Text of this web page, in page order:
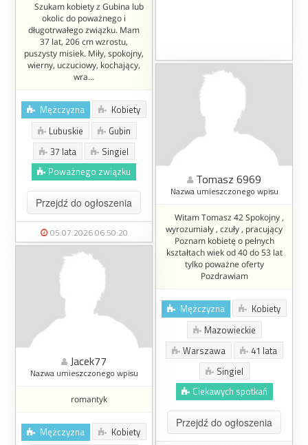
Szukam kobiety z Gubina lub
okolic do poważnego i
długotrwałego związku. Mam
37 lat, 206 cm wzrostu,
puszysty misiek. Miły, spokojny,
wierny, uczuciowy, kochający,
wra...
Mężczyzna
Kobiety
Lubuskie
Gubin
37 lata
Singiel
Poważnego związku
Przejdź do ogłoszenia
05.07.2026 06:50:20
Tomasz 6969
Nazwa umieszczonego wpisu
Witam Tomasz 42 Spokojny ,
wyrozumiały , czuły , pracujący
Poznam kobietę o pełnych
kształtach wiek od 40 do 53 lat
tylko poważne oferty
Pozdrawiam
Mężczyzna
Kobiety
Mazowieckie
Warszawa
41 lata
Singiel
Ciekawych spotkań
Przejdź do ogłoszenia
Jacek77
Nazwa umieszczonego wpisu
romantyk
Mężczyzna
Kobiety